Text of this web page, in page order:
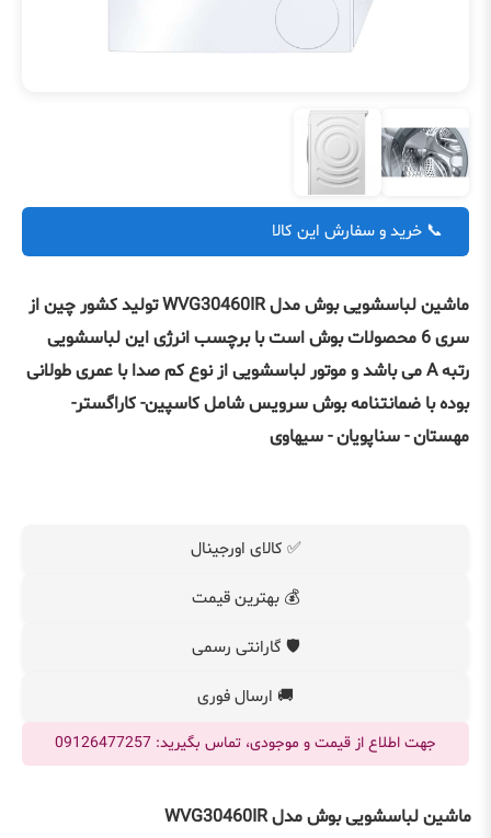
📞 خرید و سفارش این کالا
ماشین لباسشویی بوش مدل WVG30460IR تولید کشور چین از
سری 6 محصولات بوش است با برچسب انرژی این لباسشویی
رتبه A می باشد و موتور لباسشویی از نوع کم صدا با عمری طولانی
بوده با ضمانتنامه بوش سرویس شامل کاسپین- کاراگستر-
مهستان - سناپویان - سیهاوی
✅ کالای اورجینال
💰 بهترین قیمت
🛡️ گارانتی رسمی
🚚 ارسال فوری
جهت اطلاع از قیمت و موجودی، تماس بگیرید: 09126477257
ماشین لباسشویی بوش مدل WVG30460IR